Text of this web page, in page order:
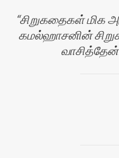
சிறுகதைகள் மிக
கமல்ஹாசனின்
வாசித்தேன்.